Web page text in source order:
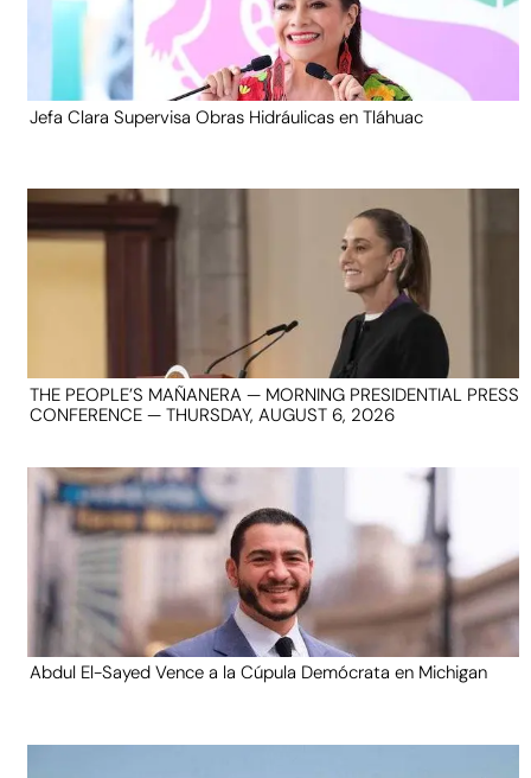
Jefa Clara Supervisa Obras Hidráulicas en Tláhuac
THE PEOPLE’S MAÑANERA — MORNING PRESIDENTIAL PRESS
CONFERENCE — THURSDAY, AUGUST 6, 2026
Abdul El-Sayed Vence a la Cúpula Demócrata en Michigan